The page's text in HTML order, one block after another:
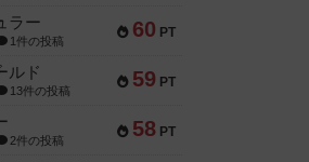
60 PT
ラー
1件の投稿
59 PT
ルド
13件の投稿
58 PT
2件の投稿